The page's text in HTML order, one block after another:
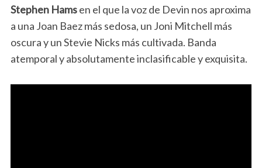
Stephen Hamsen el que la voz de Devin nos aproxima
a una Joan Baez más sedosa, un Joni Mitchell más
oscura y un Stevie Nicks más cultivada. Banda
atemporal y absolutamente inclasificable y exquisita.